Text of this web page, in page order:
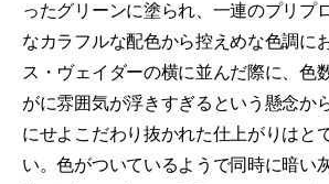
ったグリーンに塗られ、一連のプリプ
なカラフルな配色から控えめな色調に
ス・ヴェイダーの横に並んだ際に、色
がに雰囲気が浮きすぎるという懸念か
にせよこだわり抜かれた仕上がりはと
い。色がついているようで同時に暗い